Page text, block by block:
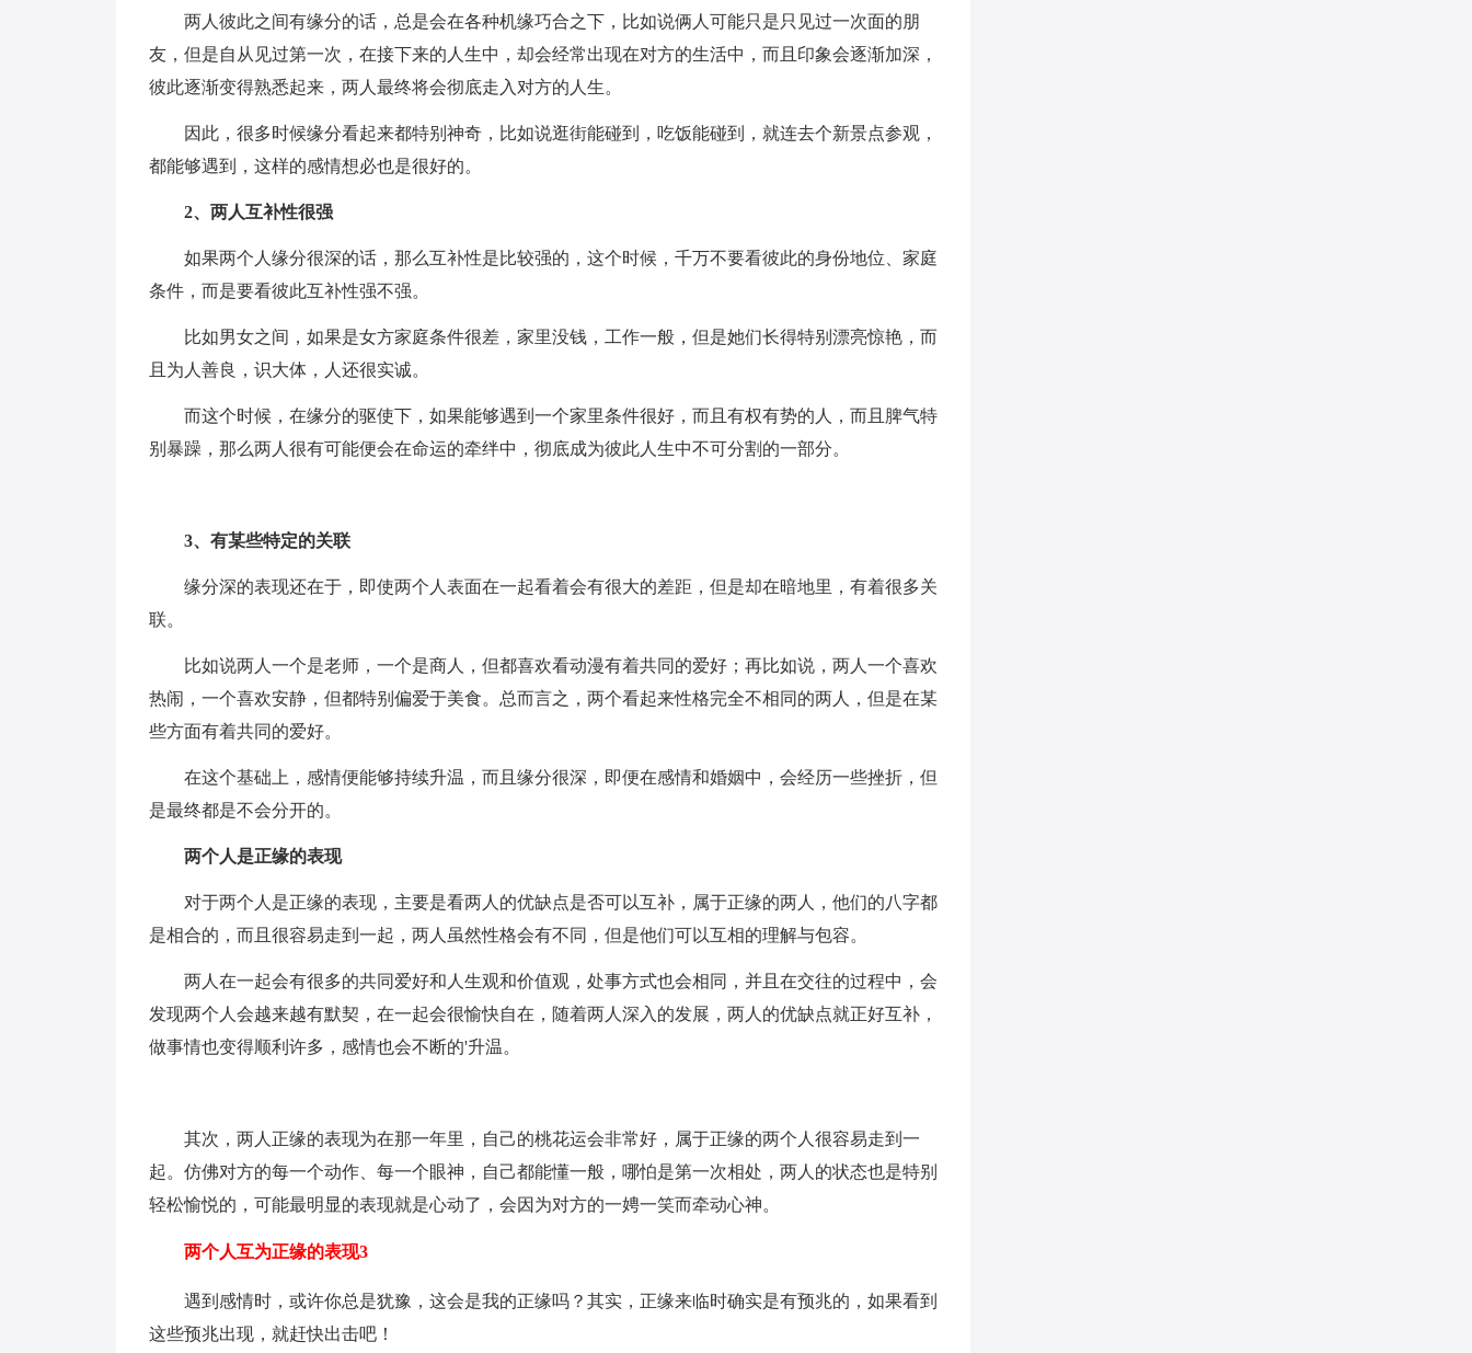
两人彼此之间有缘分的话，总是会在各种机缘巧合之下，比如说俩人可能只是只见过一次面的朋
友，但是自从见过第一次，在接下来的人生中，却会经常出现在对方的生活中，而且印象会逐渐加深，
彼此逐渐变得熟悉起来，两人最终将会彻底走入对方的人生。
因此，很多时候缘分看起来都特别神奇，比如说逛街能碰到，吃饭能碰到，就连去个新景点参观，
都能够遇到，这样的感情想必也是很好的。
2、两人互补性很强
如果两个人缘分很深的话，那么互补性是比较强的，这个时候，千万不要看彼此的身份地位、家庭
条件，而是要看彼此互补性强不强。
比如男女之间，如果是女方家庭条件很差，家里没钱，工作一般，但是她们长得特别漂亮惊艳，而
且为人善良，识大体，人还很实诚。
而这个时候，在缘分的驱使下，如果能够遇到一个家里条件很好，而且有权有势的人，而且脾气特
别暴躁，那么两人很有可能便会在命运的牵绊中，彻底成为彼此人生中不可分割的一部分。
3、有某些特定的关联
缘分深的表现还在于，即使两个人表面在一起看着会有很大的差距，但是却在暗地里，有着很多关
联。
比如说两人一个是老师，一个是商人，但都喜欢看动漫有着共同的爱好；再比如说，两人一个喜欢
热闹，一个喜欢安静，但都特别偏爱于美食。总而言之，两个看起来性格完全不相同的两人，但是在某
些方面有着共同的爱好。
在这个基础上，感情便能够持续升温，而且缘分很深，即便在感情和婚姻中，会经历一些挫折，但
是最终都是不会分开的。
两个人是正缘的表现
对于两个人是正缘的表现，主要是看两人的优缺点是否可以互补，属于正缘的两人，他们的八字都
是相合的，而且很容易走到一起，两人虽然性格会有不同，但是他们可以互相的理解与包容。
两人在一起会有很多的共同爱好和人生观和价值观，处事方式也会相同，并且在交往的过程中，会
发现两个人会越来越有默契，在一起会很愉快自在，随着两人深入的发展，两人的优缺点就正好互补，
做事情也变得顺利许多，感情也会不断的'升温。
其次，两人正缘的表现为在那一年里，自己的桃花运会非常好，属于正缘的两个人很容易走到一
起。仿佛对方的每一个动作、每一个眼神，自己都能懂一般，哪怕是第一次相处，两人的状态也是特别
轻松愉悦的，可能最明显的表现就是心动了，会因为对方的一娉一笑而牵动心神。
两个人互为正缘的表现3
遇到感情时，或许你总是犹豫，这会是我的正缘吗？其实，正缘来临时确实是有预兆的，如果看到
这些预兆出现，就赶快出击吧！